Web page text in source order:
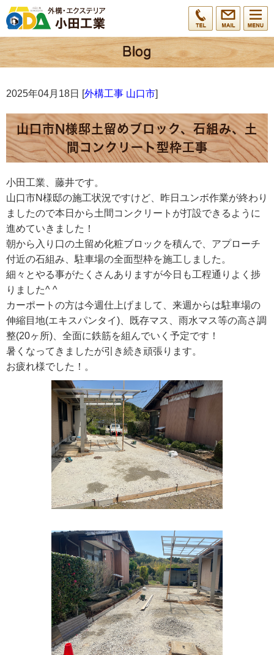
2025年04月18日 [外構工事 山口市]
山口市N様邸土留めブロック、石組み、土
間コンクリート型枠工事
小田工業、藤井です。
山口市N様邸の施工状況ですけど、昨日ユンボ作業が終わり
ましたので本日から土間コンクリートが打設できるように
進めていきました！
朝から入り口の土留め化粧ブロックを積んで、アプローチ
付近の石組み、駐車場の全面型枠を施工しました。
細々とやる事がたくさんありますが今日も工程通りよく捗
りました^ ^
カーポートの方は今週仕上げまして、来週からは駐車場の
伸縮目地(エキスパンタイ)、既存マス、雨水マス等の高さ調
整(20ヶ所)、全面に鉄筋を組んでいく予定です！
暑くなってきましたが引き続き頑張ります。
お疲れ様でした！。